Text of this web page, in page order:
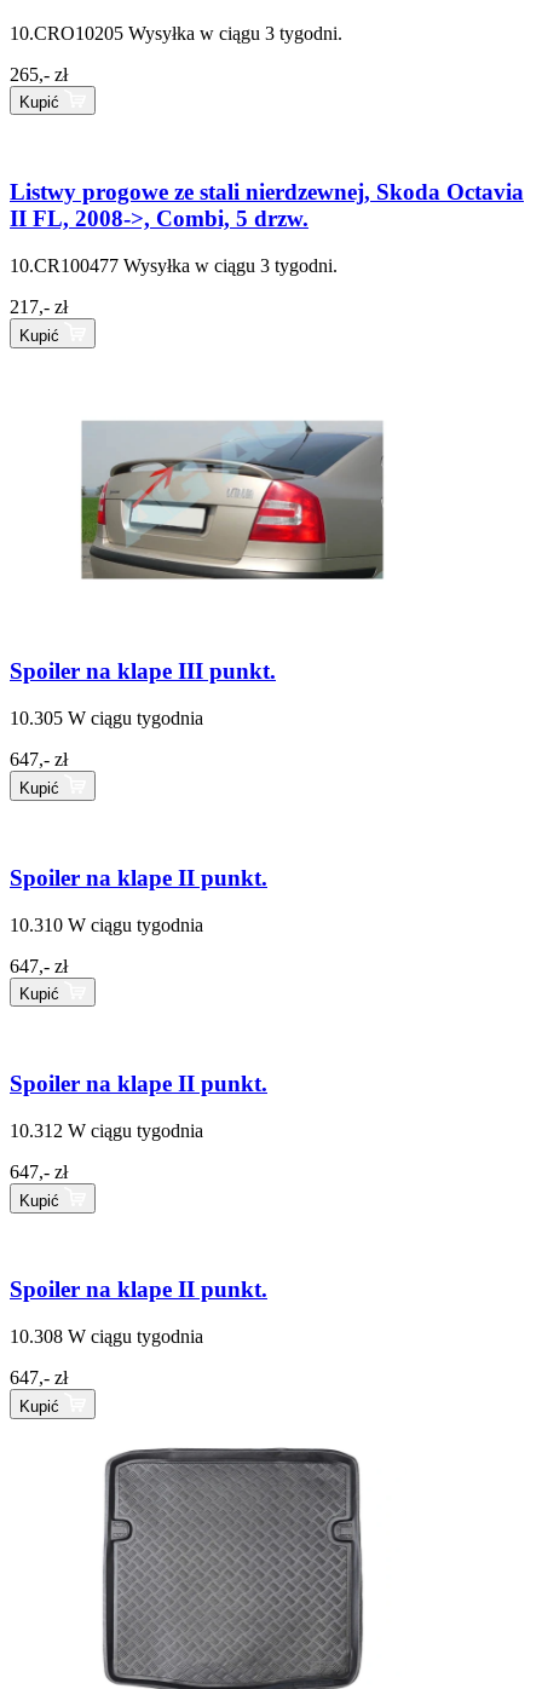
10.CRO10205 Wysyłka w ciągu 3 tygodni.
265,- zł
Kupić
Listwy progowe ze stali nierdzewnej, Skoda Octavia
II FL, 2008->, Combi, 5 drzw.
10.CR100477 Wysyłka w ciągu 3 tygodni.
217,- zł
Kupić
Spoiler na klape III punkt.
10.305 W ciągu tygodnia
647,- zł
Kupić
Spoiler na klape II punkt.
10.310 W ciągu tygodnia
647,- zł
Kupić
Spoiler na klape II punkt.
10.312 W ciągu tygodnia
647,- zł
Kupić
Spoiler na klape II punkt.
10.308 W ciągu tygodnia
647,- zł
Kupić